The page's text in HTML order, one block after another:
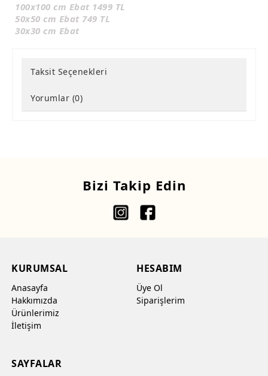
100x100 cm Ebat 1499 TL
50x50 cm Ebat 749 TL
30x30 cm Ebat
Taksit Seçenekleri
Yorumlar (0)
Bizi Takip Edin
KURUMSAL
Anasayfa
Hakkımızda
Ürünlerimiz
İletişim
HESABIM
Üye Ol
Siparişlerim
SAYFALAR